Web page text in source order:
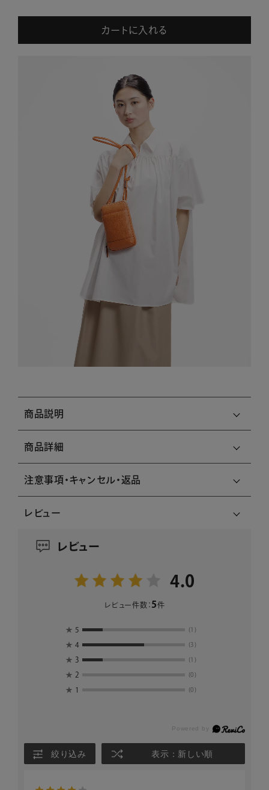
カートに入れる
商品説明
商品詳細
注意事項・キャンセル・返品
レビュー
レビュー
4.0
レビュー件数： 5件
★ 5 (1)
★ 4 (3)
★ 3 (1)
★ 2 (0)
★ 1 (0)
絞り込み 表示：新しい順